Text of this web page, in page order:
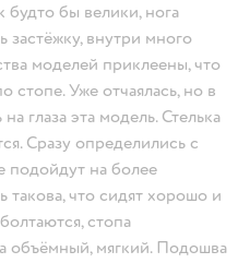
будто бы велики, нога
застёжку, внутри много
моделей приклеены, что
стопе. Уже отчаялась, но в
глаза эта модель. Стелька
Сразу определились с
подойдут на более
такова, что сидят хорошо и
стопа
объёмный, мягкий. Подошва